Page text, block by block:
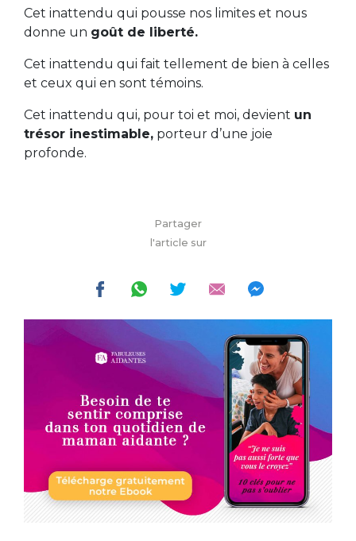
Cet inattendu qui pousse nos limites et nous
donne un goût de liberté.
Cet inattendu qui fait tellement de bien à celles
et ceux qui en sont témoins.
Cet inattendu qui, pour toi et moi, devient un
trésor inestimable, porteur d’une joie
profonde.
Partager
l'article sur